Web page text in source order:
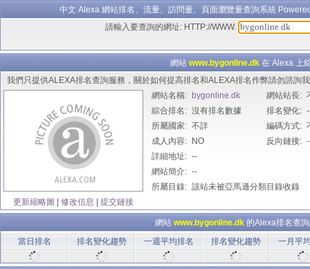
中文 Alexa 網站排名、流量、訪問量、頁面瀏覽量查詢系統
請輸入要查詢的網址: HTTP://WWW.
網站 www.bygonline.dk在 Alexa 上
我們只提供ALEXA排名查詢服務，關於如何提高排名和ALEXA排名作弊請勿諮詢
網站名稱:
bygonline.dk 網站站長:
綜合排名: 沒有排名數據 排名變化:
所屬國家: 不詳 編碼方式:
成人內容:
NO 反向鏈接:
詳細地址: --
網站簡介: --
所屬目錄: 該站未被亞馬遜分類目錄收錄
更新縮略圖
修改信息 提交鏈接
網站 www.bygonline.dk的Alexa排名查
當日排名
排名變化趨勢 一週平均排名 排名變化趨勢 一月平